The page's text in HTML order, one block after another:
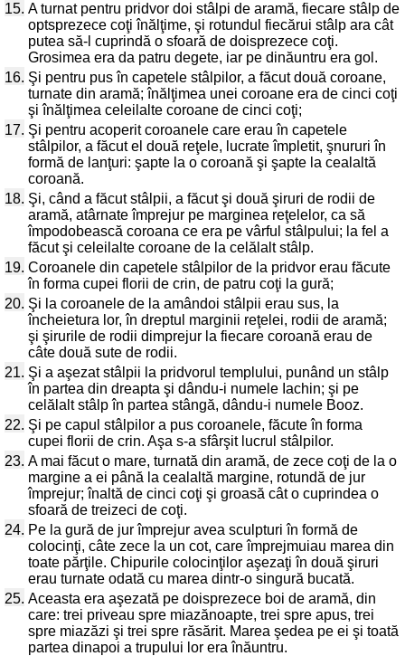
15. A turnat pentru pridvor doi stâlpi de aramă, fiecare stâlp de
optsprezece coţi înălţime, şi rotundul fiecărui stâlp ara cât
putea să-l cuprindă o sfoară de doisprezece coţi.
Grosimea era da patru degete, iar pe dinăuntru era gol.
16. Şi pentru pus în capetele stâlpilor, a făcut două coroane,
turnate din aramă; înălţimea unei coroane era de cinci coţi
şi înălţimea celeilalte coroane de cinci coţi;
17. Şi pentru acoperit coroanele care erau în capetele
stâlpilor, a făcut el două reţele, lucrate împletit, şnururi în
formă de lanţuri: şapte la o coroană şi şapte la cealaltă
coroană.
18. Şi, când a făcut stâlpii, a făcut şi două şiruri de rodii de
aramă, atârnate împrejur pe marginea reţelelor, ca să
împodobească coroana ce era pe vârful stâlpului; la fel a
făcut şi celeilalte coroane de la celălalt stâlp.
19. Coroanele din capetele stâlpilor de la pridvor erau făcute
în forma cupei florii de crin, de patru coţi la gură;
20. Şi la coroanele de la amândoi stâlpii erau sus, la
încheietura lor, în dreptul marginii reţelei, rodii de aramă;
şi şirurile de rodii dimprejur la fiecare coroană erau de
câte două sute de rodii.
21. Şi a aşezat stâlpii la pridvorul templului, punând un stâlp
în partea din dreapta şi dându-i numele Iachin; şi pe
celălalt stâlp în partea stângă, dându-i numele Booz.
22. Şi pe capul stâlpilor a pus coroanele, făcute în forma
cupei florii de crin. Aşa s-a sfârşit lucrul stâlpilor.
23. A mai făcut o mare, turnată din aramă, de zece coţi de la o
margine a ei până la cealaltă margine, rotundă de jur
împrejur; înaltă de cinci coţi şi groasă cât o cuprindea o
sfoară de treizeci de coţi.
24. Pe la gură de jur împrejur avea sculpturi în formă de
colocinţi, câte zece la un cot, care împrejmuiau marea din
toate părţile. Chipurile colocinţilor aşezaţi în două şiruri
erau turnate odată cu marea dintr-o singură bucată.
25. Aceasta era aşezată pe doisprezece boi de aramă, din
care: trei priveau spre miazănoapte, trei spre apus, trei
spre miazăzi şi trei spre răsărit. Marea şedea pe ei şi toată
partea dinapoi a trupului lor era înăuntru.